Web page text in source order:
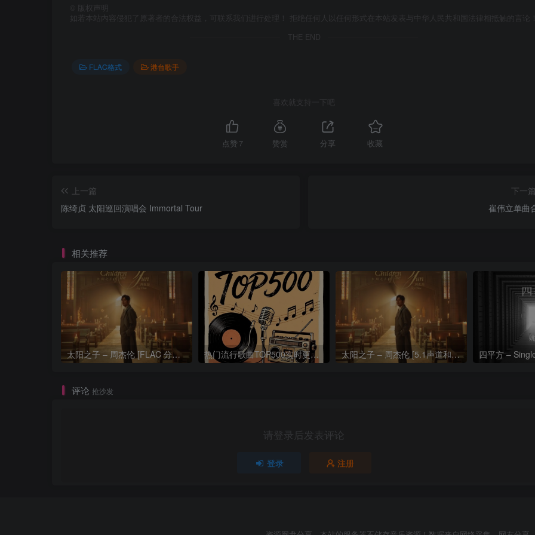
版权声明
如若本站内容侵犯了原著者的合法权益，可联系我们进行处理！ 拒绝任何人以任何形式在本站发表与中华人民共和国法律相抵触的言论！
THE END
FLAC格式 港台歌手
喜欢就支持一下吧
点赞 7 赞赏 分享 收藏
上一篇
陈绮贞 太阳巡回演唱会 Immortal Tour
下一篇
崔伟立单曲
相关推荐
太阳之子 – 周杰伦 [FLAC 分轨 192Khz 24bit] 热门流行歌曲TOP500实时更新192khz/24bit【母带音质】 太阳之子 – 周杰伦 [5.1声道和192k母带] 四平方 –
评论 抢沙发
请登录后发表评论
登录 注册